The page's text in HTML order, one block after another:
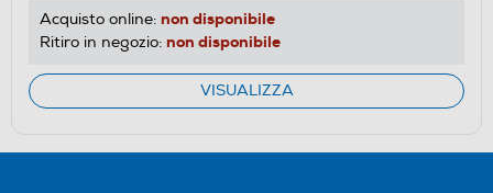
Acquisto online: non disponibile
Ritiro in negozio: non disponibile
VISUALIZZA